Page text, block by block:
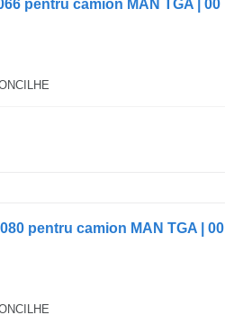
pentru camion MAN TGA | 00
pentru camion MAN TGA | 00